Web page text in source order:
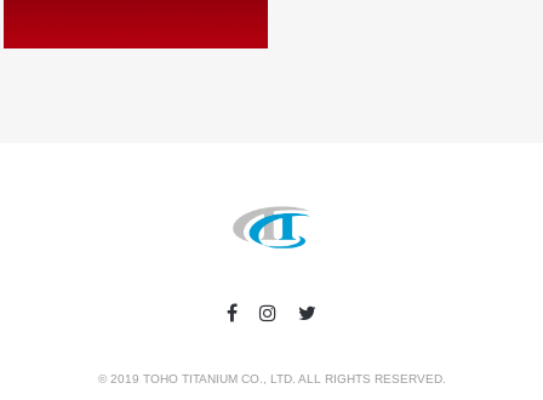
© 2019 TOHO TITANIUM CO., LTD. ALL RIGHTS RESERVED.